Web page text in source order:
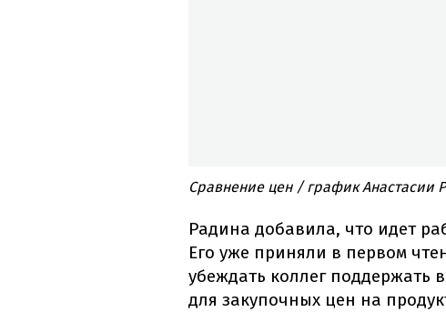
Сравнение цен / график Анастасии
Радина добавила, что идет
Его уже приняли в первом
убеждать коллег поддержать
для закупочных цен на